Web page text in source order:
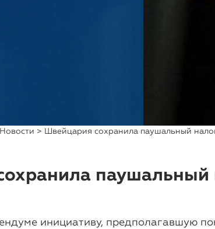
Новости > Швейцария сохранила паушальный
паушальный
инициативу, предполагавшую